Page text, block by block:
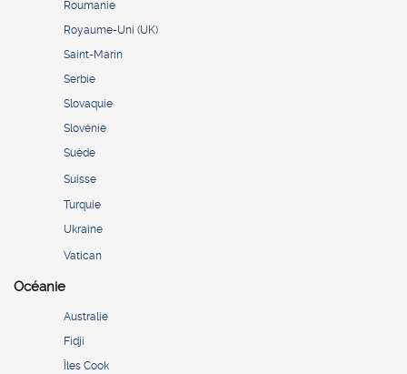
Roumanie
Royaume-Uni (UK)
Saint-Marin
Serbie
Slovaquie
Slovénie
Suède
Suisse
Turquie
Ukraine
Vatican
Océanie
Australie
Fidji
Îles Cook